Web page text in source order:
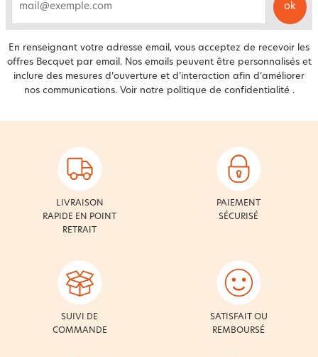
ok
En renseignant votre adresse email, vous acceptez de recevoir les
offres Becquet par email. Nos emails peuvent être personnalisés et
inclure des mesures d’ouverture et d’interaction afin d’améliorer
nos communications. Voir notre politique de confidentialité .
LIVRAISON
RAPIDE EN POINT
RETRAIT
PAIEMENT
SÉCURISÉ
SUIVI DE
COMMANDE
SATISFAIT OU
REMBOURSÉ